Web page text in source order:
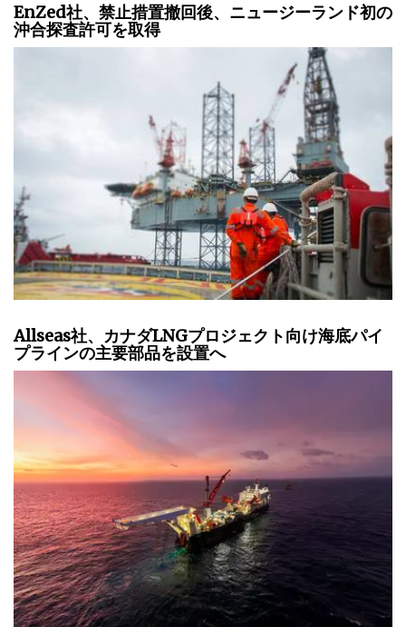
EnZed社、禁止措置撤回後、ニュージーランド初の
沖合探査許可を取得
Allseas社、カナダLNGプロジェクト向け海底パイ
プラインの主要部品を設置へ